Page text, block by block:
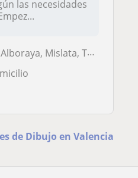
las necesidades
Mislata, Tavernes Blanques
de Dibujo en Valencia